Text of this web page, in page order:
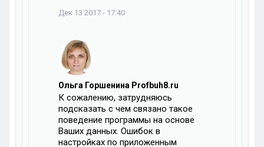
Дек 13 2017 - 17:40
Ольга Горшенина Profbuh8.ru
К сожалению, затрудняюсь
подсказать с чем связано такое
поведение программы на основе
Ваших данных. Ошибок в
настройках по приложенным